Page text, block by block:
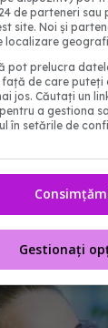
de parteneri sau
site. Noi și
localizare
pot prelucra
față de care
jos. Căutați un
a gestiona
în setările de
Gestionați